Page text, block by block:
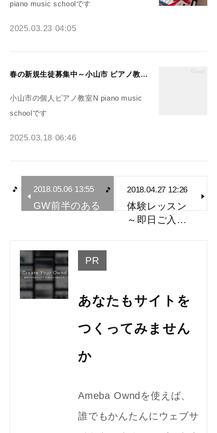
piano music schoolです
2025.03.23 04:05
春の新規生徒募集中～小山市 ピアノ教室N piano music school
小山市の個人ピアノ教室N piano music
schoolです
2025.03.18 06:46
2018.05.06 13:55
GW前半のある
2018.04.27 12:26
体験レッスン
～即日ご入…
PR
あなたもサイトを
つくってみません
か
Ameba Owndを使えば、
誰でもかんたんにウェブサ